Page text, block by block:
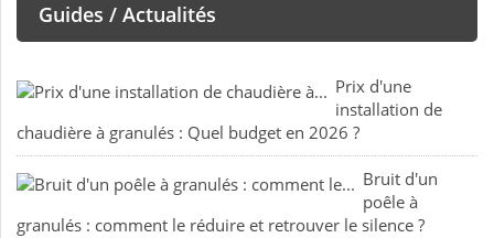
Guides / Actualités
Prix d'une
installation de
chaudière à granulés : Quel budget en 2026 ?
Bruit d'un
poêle à
granulés : comment le réduire et retrouver le silence ?